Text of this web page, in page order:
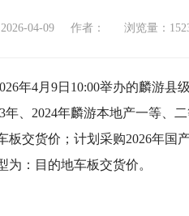
2026-04-09 作者： 浏览量：
年4月9日10:00举办的麟游
、2024年麟游本地产一等、
板交货价；计划采购2026年国
为：目的地车板交货价。